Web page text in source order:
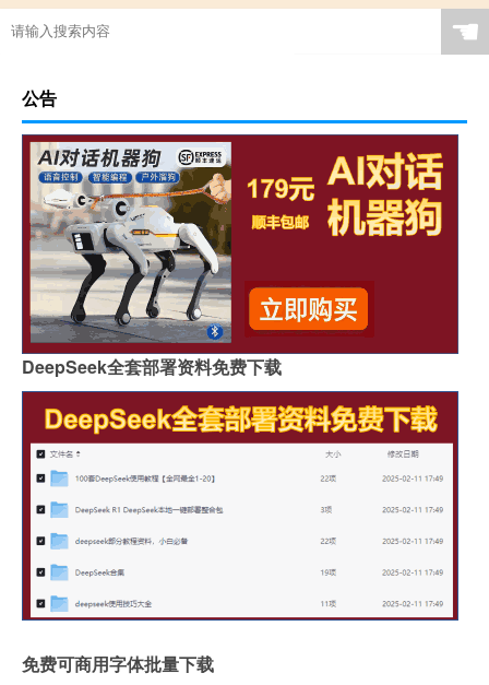
☚
公告
DeepSeek全套部署资料免费下载
免费可商用字体批量下载